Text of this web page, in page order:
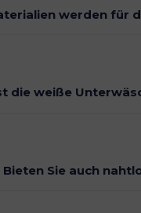
werden für
die weiße
Bieten Sie auch